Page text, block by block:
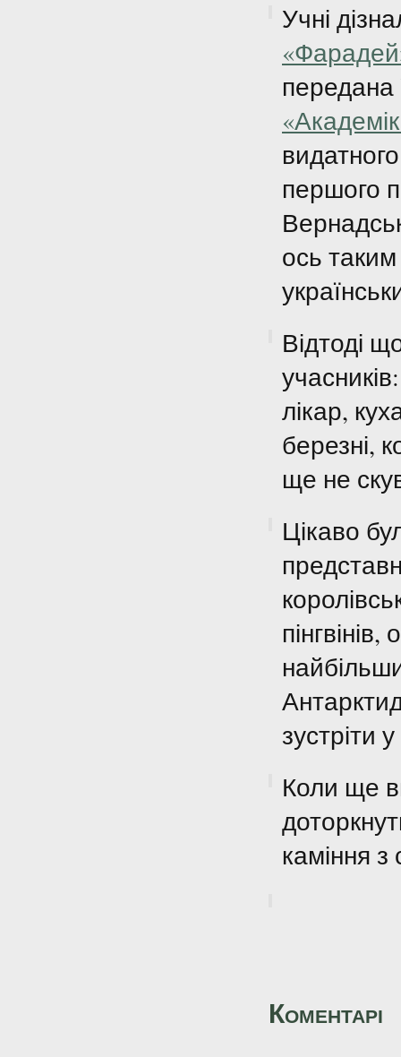
Учні
передана
першого
ось
Відтоді
лікар,
березні,
ще не
Цікаво
зустріти
Коли ще
каміння
Коментарі